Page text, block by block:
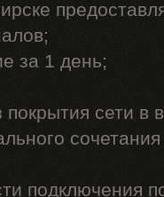
за 1 день;
покрытия сети в
подключения